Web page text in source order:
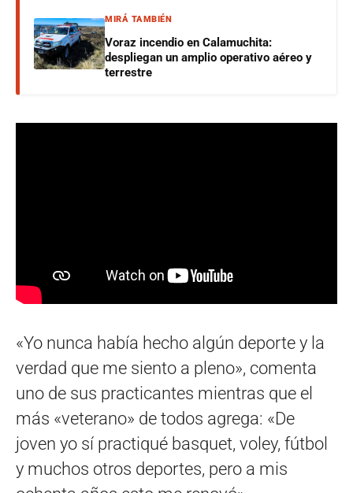
MIRÁ TAMBIÉN
Voraz incendio en Calamuchita:
despliegan un amplio operativo aéreo y
terrestre
«Yo nunca había hecho algún deporte y la
verdad que me siento a pleno», comenta
uno de sus practicantes mientras que el
más «veterano» de todos agrega: «De
joven yo sí practiqué basquet, voley, fútbol
y muchos otros deportes, pero a mis